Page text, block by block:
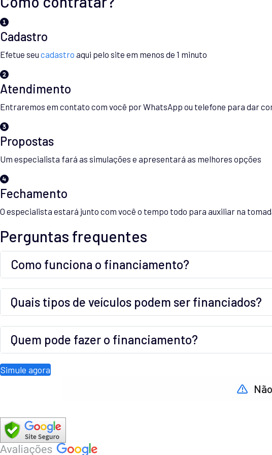
Cadastro
Efetue seu cadastro aqui pelo site em menos de 1 minuto
Atendimento
Entraremos em contato com você por WhatsApp ou telefone para dar
Propostas
Um especialista fará as simulações e apresentará as melhores opções
Fechamento
O especialista estará junto com você o tempo todo para auxiliar na
Perguntas frequentes
Como funciona o financiamento?
Quais tipos de veículos podem ser financiados?
Quem pode fazer o financiamento?
Simule agora